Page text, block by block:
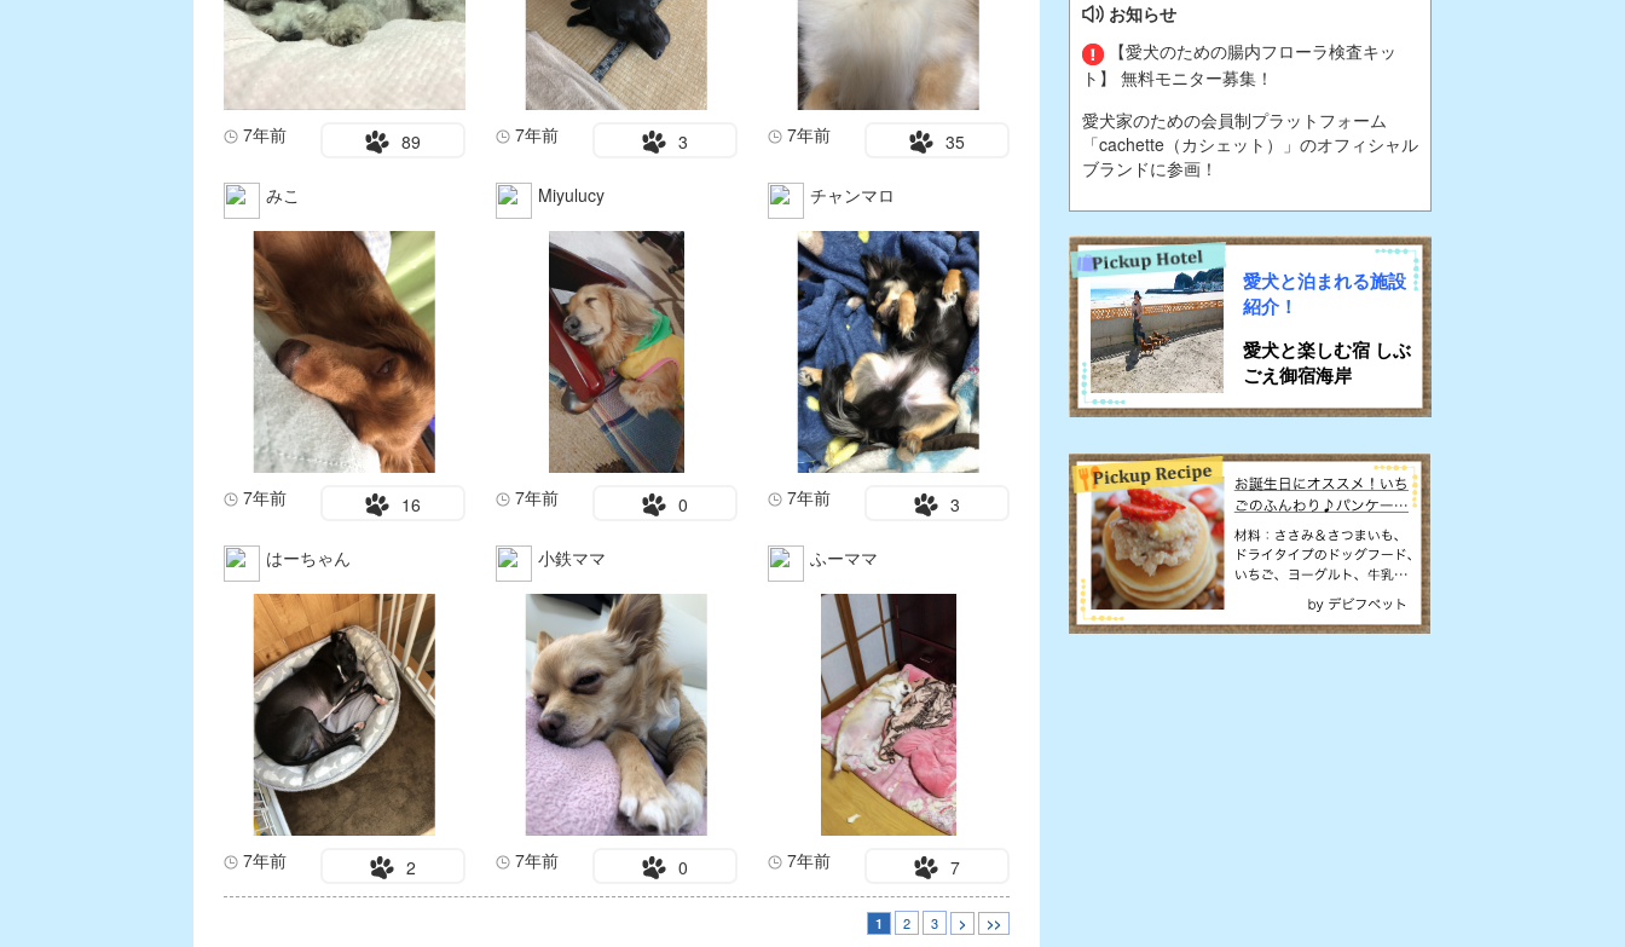
7年前 89 7年前 3 7年前 35
みこ
7年前 16
Miyulucy
7年前 0
チャンマロ
7年前 3
はーちゃん
7年前 2
小鉄ママ
7年前 0
ふーママ
7年前 7
1 2 3 > >>
お知らせ
【愛犬のための腸内フローラ検査キッ
ト】 無料モニター募集！
愛犬家のための会員制プラットフォーム
「cachette（カシェット）」のオフィシャル
ブランドに参画！
愛犬と泊まれる施設
紹介！
愛犬と楽しむ宿 しぶ
ごえ御宿海岸